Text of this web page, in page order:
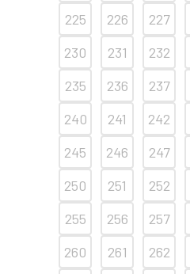
225
226 227
230
231 232
235
236 237
240
241 242
245
246 247
250
251 252
255
256 257
260
261 262